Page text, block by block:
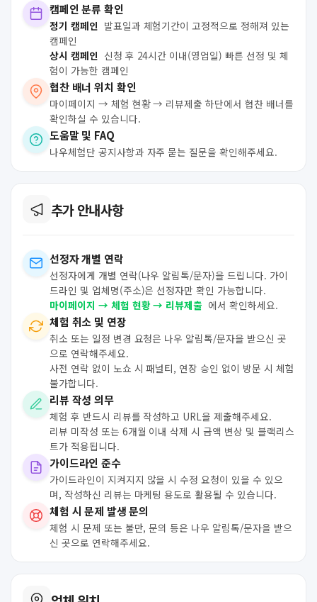
캠페인 분류 확인
정기 캠페인 발표일과 체험기간이 고정적으로 정해져 있는
캠페인
상시 캠페인 신청 후 24시간 이내(영업일) 빠른 선정 및 체
험이 가능한 캠페인
협찬 배너 위치 확인
마이페이지 → 체험 현황 → 리뷰제출 하단에서 협찬 배너를
확인하실 수 있습니다.
도움말 및 FAQ
나우체험단 공지사항과 자주 묻는 질문을 확인해주세요.
추가 안내사항
선정자 개별 연락
선정자에게 개별 연락(나우 알림톡/문자)을 드립니다. 가이
드라인 및 업체명(주소)은 선정자만 확인 가능합니다.
마이페이지 → 체험 현황 → 리뷰제출 에서 확인하세요.
체험 취소 및 연장
취소 또는 일정 변경 요청은 나우 알림톡/문자을 받으신 곳
으로 연락해주세요.
사전 연락 없이 노쇼 시 패널티, 연장 승인 없이 방문 시 체험
불가합니다.
리뷰 작성 의무
체험 후 반드시 리뷰를 작성하고 URL을 제출해주세요.
리뷰 미작성 또는 6개월 이내 삭제 시 금액 변상 및 블랙리스
트가 적용됩니다.
가이드라인 준수
가이드라인이 지켜지지 않을 시 수정 요청이 있을 수 있으
며, 작성하신 리뷰는 마케팅 용도로 활용될 수 있습니다.
체험 시 문제 발생 문의
체험 시 문제 또는 불만, 문의 등은 나우 알림톡/문자을 받으
신 곳으로 연락해주세요.